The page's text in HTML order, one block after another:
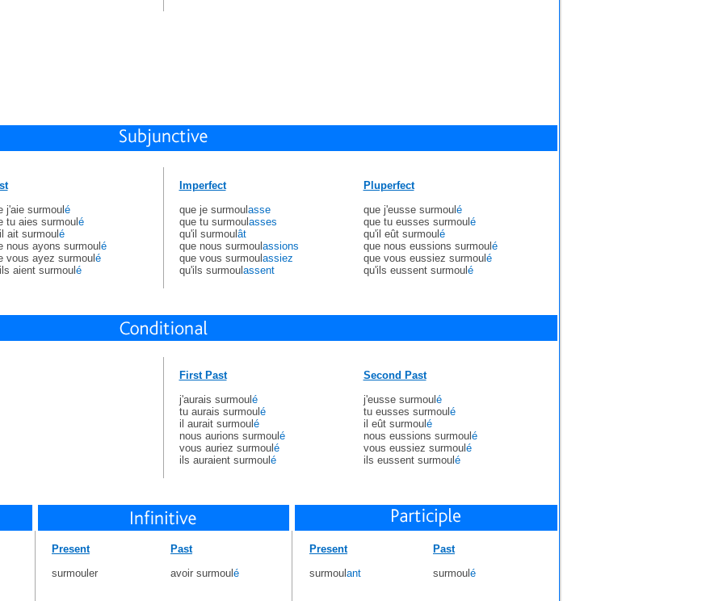
j'aie surmoulé
tu aies surmoulé
ait surmoul é
nous ayons surmoul é
vous ayez surmoul é
aient surmoulé
Imperfect
que je surmoul asse
que tu surmoul asses
qu'il surmoul ât
que nous surmoul assions
que vous surmoul assiez
qu'ils surmoul assent
Pluperfect
que j'eusse surmoul é
que tu eusses surmoul é
qu'il eût surmoul é
que nous eussions surmoul é
que vous eussiez surmoul é
qu'ils eussent surmoul é
First Past
j'aurais surmoul é
tu aurais surmoul é
il aurait surmoul é
nous aurions surmoul é
vous auriez surmoul é
ils auraient surmoul é
Second Past
j'eusse surmoul é
tu eusses surmoul é
il eût surmoul é
nous eussions surmoul é
vous eussiez surmoul é
ils eussent surmoul é
Present
surmouler
Past
avoir surmoul é
Present
surmoul ant
Past
surmoul é